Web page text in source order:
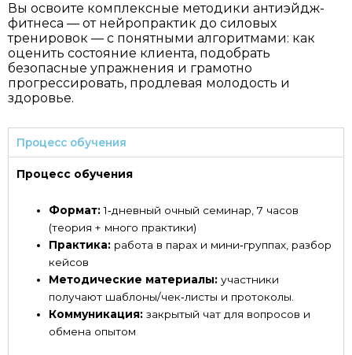
Вы освоите комплексные методики антиэйдж-
фитнеса — от нейропрактик до силовых
тренировок — с понятными алгоритмами: как
оценить состояние клиента, подобрать
безопасные упражнения и грамотно
прогрессировать, продлевая молодость и
здоровье.
Процесс обучения
Процесс обучения
Формат:1‑дневный очный семинар, 7 часов
(теория + много практики)
Практика: работа в парах и мини‑группах, разбор
кейсов
Методические материалы: участники
получают шаблоны/чек‑листы и протоколы.
Коммуникация: закрытый чат для вопросов и
обмена опытом